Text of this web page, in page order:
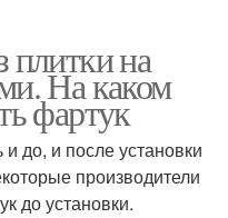
плитки на
На каком
фартук
до, и после установки
производители
до установки.